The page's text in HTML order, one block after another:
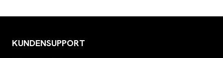
KUNDENSUPPORT